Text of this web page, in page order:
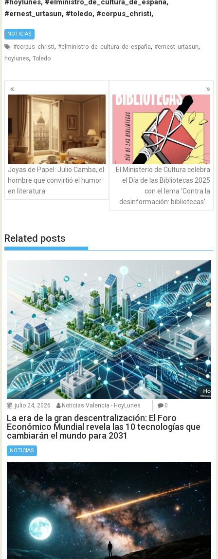
#hoylunes, #elministro_de_cultura_de_españa,
#ernest_urtasun, #toledo, #corpus_christi,
NOTICIAS
#corpus_christi,#elministro_de_cultura_de_españa,#ernest_urtasun,
hoylunes,Toledo
Navegación
de
entradas
Joyas de Papel: Julio Camba, el
hombre que convirtió el humor
en literatura
El Ministerio de Cultura celebra
el Día de las Bibliotecas 2025
con el lema ‘Contra la
desinformación: bibliotecas’
Related posts
julio 24, 2026 Noticias Valencia - HoyLunes 0
La era de la gran descentralización: El Foro
Económico Mundial revela las 10 tecnologías que
cambiarán el mundo para 2031
NOTICIAS